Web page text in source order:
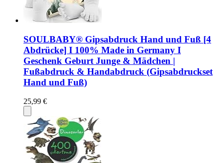
SOULBABY® Gipsabdruck Hand und Fuß [4
Abdrücke] I 100% Made in Germany I
Geschenk Geburt Junge & Mädchen |
Fußabdruck & Handabdruck (Gipsabdruckset
Hand und Fuß)
25,99 €